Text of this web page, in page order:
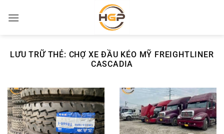
qua
LƯU TRỮ THẺ: CHỢ XE ĐẦU KÉO MỸ FREIGHTLINER
CASCADIA